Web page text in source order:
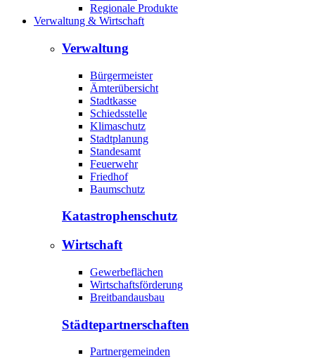
Regionale Produkte
Verwaltung & Wirtschaft
Verwaltung
Bürgermeister
Ämterübersicht
Stadtkasse
Schiedsstelle
Klimaschutz
Stadtplanung
Standesamt
Feuerwehr
Friedhof
Baumschutz
Katastrophen­schutz
Wirtschaft
Gewerbeflächen
Wirtschaftsförderung
Breitbandausbau
Städte­partnerschaften
Partnergemeinden